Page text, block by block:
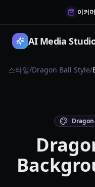
이커
AI Media
스타일/Dragon Ball Style/